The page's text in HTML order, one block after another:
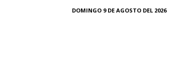
DOMINGO 9 DE AGOSTO DEL 2026